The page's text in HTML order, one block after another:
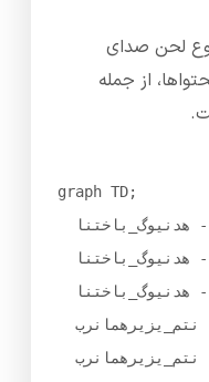
لحن صدای
از جمله
graph TD;